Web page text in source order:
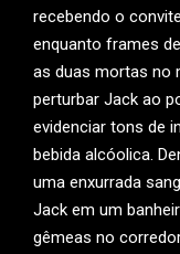
recebendo o
enquanto frames
as duas mortas no
perturbar Jack ao
evidenciar tons de
bebida alcóolica.
uma enxurrada
Jack em um
gêmeas no